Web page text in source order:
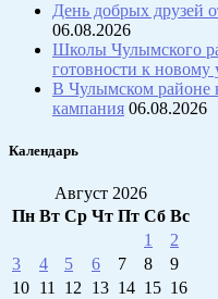
День добрых друзей
06.08.2026
Школы Чулымского
готовности к новому
В Чулымском районе
кампания 06.08.2026
Календарь
Август 2026
Пн Вт Ср Чт Пт Сб Вс
1
2
3
4 5 6 7 8
9
10 11 12 13 14 15 16